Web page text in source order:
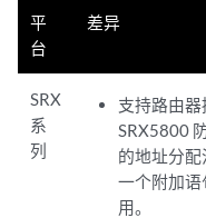
平
台
差异
SRX
系
列
支持路由
SRX5800
的地址分
一个附加
用。